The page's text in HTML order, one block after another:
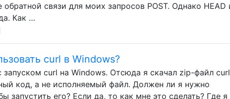
обратной связи для моих запросов POST. Однако HEAD
Как …
curl в Windows?
curl на Windows. Отсюда я скачал zip-файл
код, а не исполняемый файл. Должен ли я нужно
запустить его? Если да, то как мне это сделать? Где